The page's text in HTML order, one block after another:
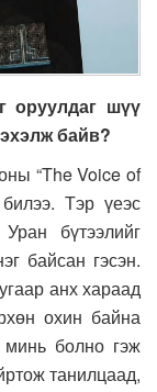
оруулдаг шүү
байв?
“The Voice of
Тэр үеэс
бүтээлийг
байсан гэсэн.
анх хараад
охин байна
болно гэж
танилцаад,